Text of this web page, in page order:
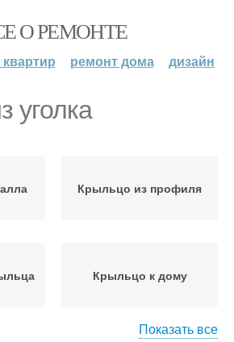
О РЕМОНТЕ
ремонт дома дизайн
уголка
Крыльцо из профиля
Крыльцо к дому
Показать все